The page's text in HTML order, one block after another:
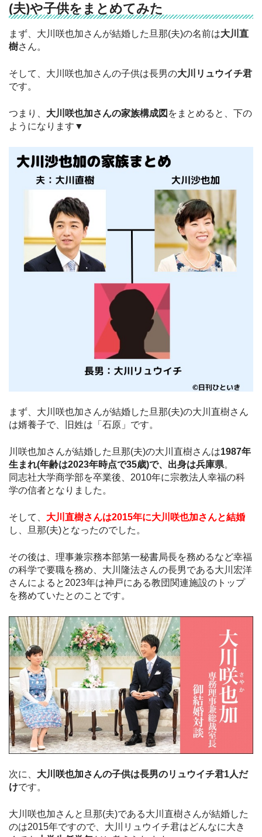
(夫)や子供をまとめてみた
まず、大川咲也加さんが結婚した旦那(夫)の名前は大川直
樹さん。
そして、大川咲也加さんの子供は長男の大川リュウイチ君
です。
つまり、 大川咲也加さんの家族構成図 をまとめると、下の
ようになります▼
まず、大川咲也加さんが結婚した旦那(夫)の大川直樹さん
は婿養子で、旧姓は「石原」です。
川咲也加さんが結婚した旦那(夫)の大川直樹さんは1987年
生まれ(年齢は2023年時点で35歳)で、出身は兵庫県。
同志社大学商学部を卒業後、2010年に宗教法人幸福の科
学の信者となりました。
そして、 大川直樹さんは2015年に大川咲也加さんと結婚
し、旦那(夫)となったのでした。
その後は、理事兼宗務本部第一秘書局長を務めるなど幸福
の科学で要職を務め、大川隆法さんの長男である大川宏洋
さんによると2023年は神戸にある教団関連施設のトップ
を務めていたとのことです。
次に、 大川咲也加さんの子供は長男のリュウイチ君1人だ
けです。
大川咲也加さんと旦那(夫)である大川直樹さんが結婚した
のは2015年ですので、大川リュウイチ君はどんなに大き